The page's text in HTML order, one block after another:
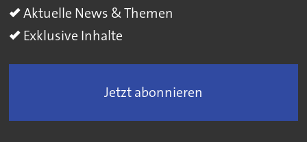
Aktuelle News & Themen
Exklusive Inhalte
Jetzt abonnieren